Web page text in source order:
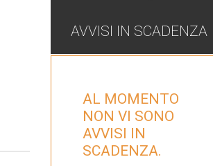
AVVISI IN SCADENZA
AL MOMENTO
NON VI SONO
AVVISI IN
SCADENZA.